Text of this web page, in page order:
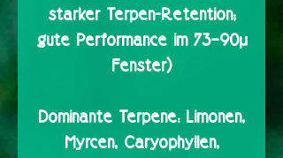
starker Terpen-Retention;
gute Performance im 73–90µ
Fenster)
Dominante Terpene: Limonen,
Myrcen, Caryophyllen,